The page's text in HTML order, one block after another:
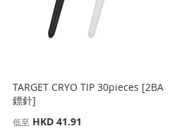
TARGET CRYO TIP 30pieces [2BA
鏢針]
低至 HKD 41.91